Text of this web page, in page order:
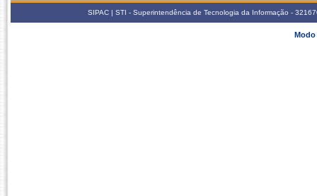
SIPAC | STI - Superintendência de Tecnologia da Informação -
Modo